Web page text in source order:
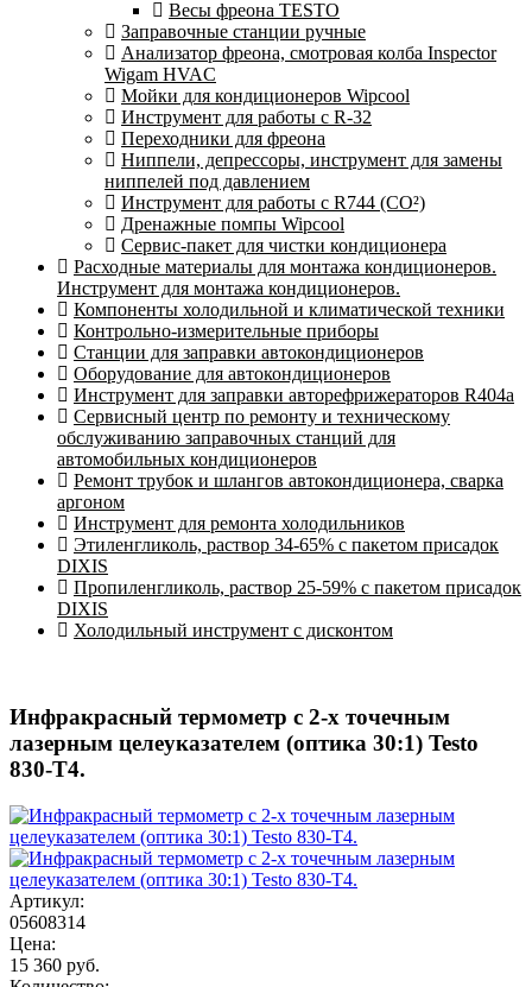
Весы фреона TESTO
Заправочные станции ручные
Анализатор фреона, смотровая колба Inspector
Wigam HVAC
Мойки для кондиционеров Wipcool
Инструмент для работы с R-32
Переходники для фреона
Ниппели, депрессоры, инструмент для замены
ниппелей под давлением
Инструмент для работы с R744 (CO²)
Дренажные помпы Wipcool
Сервис-пакет для чистки кондиционера
Расходные материалы для монтажа кондиционеров.
Инструмент для монтажа кондиционеров.
Компоненты холодильной и климатической техники
Контрольно-измерительные приборы
Станции для заправки автокондиционеров
Оборудование для автокондиционеров
Инструмент для заправки авторефрижераторов R404a
Сервисный центр по ремонту и техническому
обслуживанию заправочных станций для
автомобильных кондиционеров
Ремонт трубок и шлангов автокондиционера, сварка
аргоном
Инструмент для ремонта холодильников
Этиленгликоль, раствор 34-65% с пакетом присадок
DIXIS
Пропиленгликоль, раствор 25-59% с пакетом присадок
DIXIS
Холодильный инструмент с дисконтом
Инфракрасный термометр с 2-х точечным
лазерным целеуказателем (оптика 30:1) Testo
830-T4.
Артикул:
05608314
Цена:
15 360 руб.